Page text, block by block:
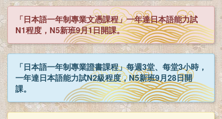
「日本語一年制專業文憑課程」一年達日本語能力試
N1程度，N5新班9月1日開課。
「日本語一年制專業證書課程」每週3堂、每堂3小時，
一年達日本語能力試N2級程度，N5新班9月28日開
課。